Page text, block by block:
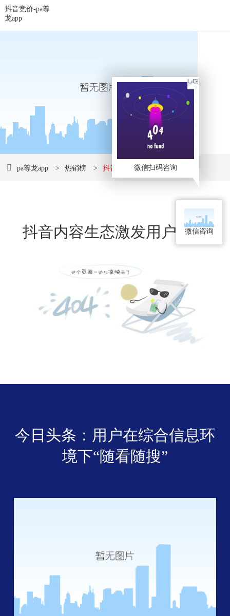
抖音竞价-pa尊
龙app
pa尊龙app > 热销榜 > 抖音竞价
抖音内容生态激发用户搜索
今日头条：用户在综合信息环
境下“随看随搜”
微信扫码咨询
微信咨询